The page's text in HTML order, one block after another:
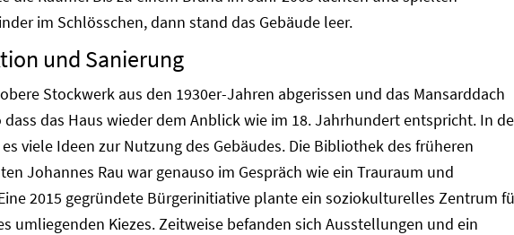
im Schlösschen, dann stand das Gebäude leer.
und Sanierung
Stockwerk aus den 1930er-Jahren abgerissen und das Mansarddach
das Haus wieder dem Anblick wie im 18. Jahrhundert entspricht. In
viele Ideen zur Nutzung des Gebäudes. Die Bibliothek des früheren
Johannes Rau war genauso im Gespräch wie ein Trauraum und
2015 gegründete Bürgerinitiative plante ein soziokulturelles Zentrum
umliegenden Kiezes. Zeitweise befanden sich Ausstellungen und ein